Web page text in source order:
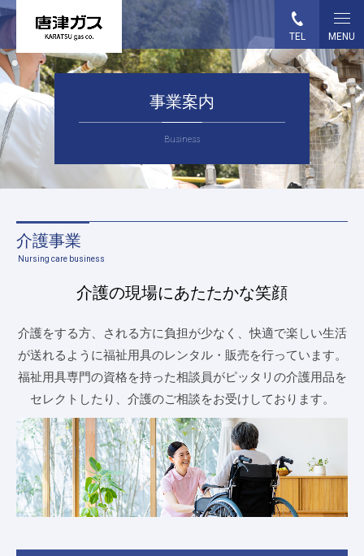
TEL MENU
HOME
事業案内
各種お手続き
ガス機器・設備
採用情報
よくある質問 お問い合わせ
緊急の時はこちら
事業案内
Business
介護事業
Nursing care business
介護の現場にあたたかな笑顔
介護をする方、される方に負担が少なく、快適で楽しい生活
が送れるように福祉用具のレンタル・販売を行っています。
福祉用具専門の資格を持った相談員がピッタリの介護用品を
セレクトしたり、介護のご相談をお受けしております。